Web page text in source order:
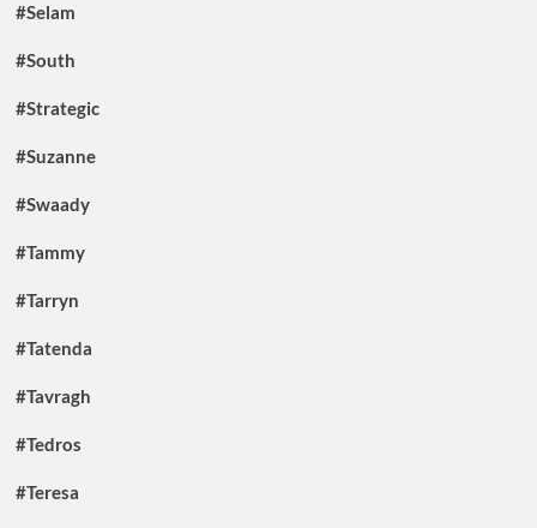
#Selam
#South
#Strategic
#Suzanne
#Swaady
#Tammy
#Tarryn
#Tatenda
#Tavragh
#Tedros
#Teresa